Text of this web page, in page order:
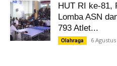
HUT RI ke-81,
Lomba ASN
793 Atlet...
Olahraga 6